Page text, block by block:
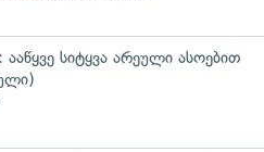
სიტყვა არეული ასოებით